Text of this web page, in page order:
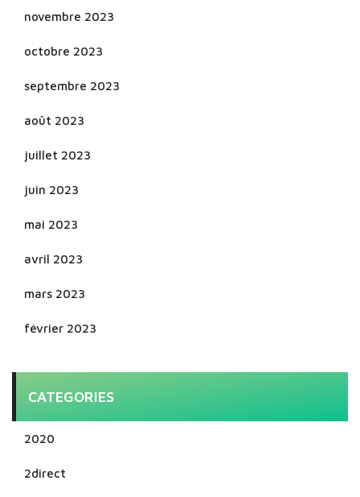
novembre 2023
octobre 2023
septembre 2023
août 2023
juillet 2023
juin 2023
mai 2023
avril 2023
mars 2023
février 2023
CATEGORIES
2020
2direct